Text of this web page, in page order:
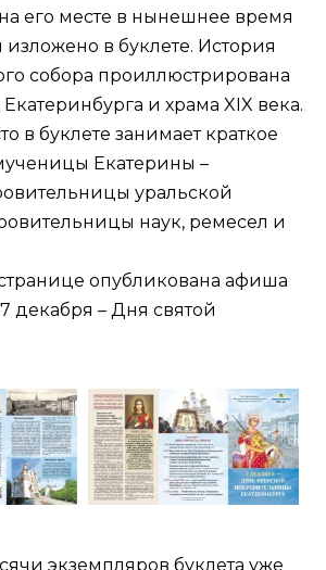
его месте в нынешнее время
изложено в буклете. История
собора проиллюстрирована
и храма XIX века.
в буклете занимает краткое
Екатерины –
уральской
наук, ремесел и
опубликована афиша
декабря – Дня святой
экземпляров буклета уже